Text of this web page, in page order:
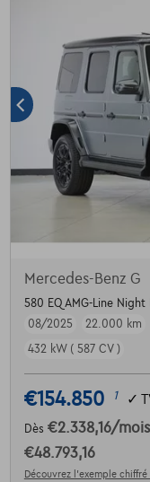
Mercedes-Benz G
580 EQ AMG-Line Night
08/2025
22.000 km
432 kW ( 587 CV )
€154.850 1 ✓
Dès €2.338,16/mois
€48.793,16
Découvrez l’exemple